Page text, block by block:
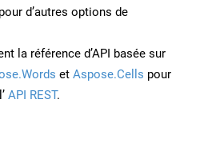
pour d’autres options de
la référence d’API basée sur
et Aspose.Cells pour
API REST.